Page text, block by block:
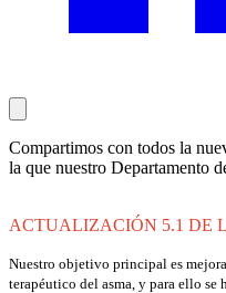
Compartimos con todos la
la que nuestro Departamento
ACTUALIZACIÓN 5.1 DE
Nuestro objetivo principal es
terapéutico del asma, y para ello